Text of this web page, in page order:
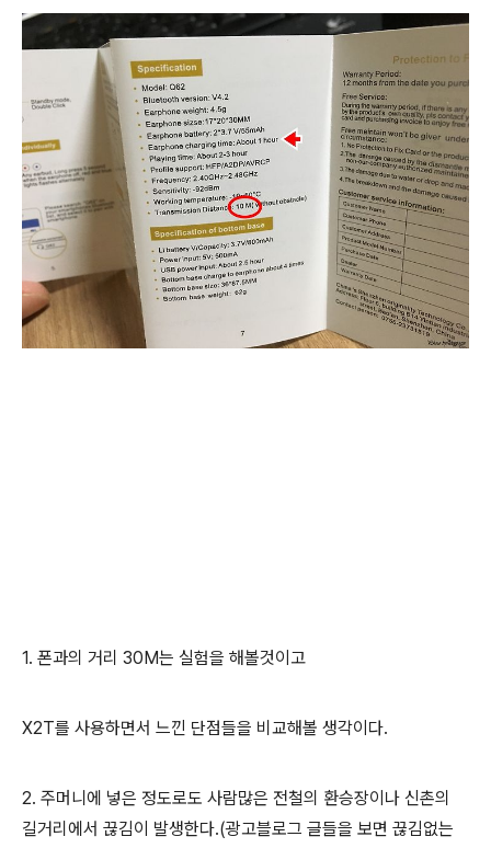
1. 폰과의 거리 30M는 실험을 해볼것이고
X2T를 사용하면서 느낀 단점들을 비교해볼 생각이다.
2. 주머니에 넣은 정도로도 사람많은 전철의 환승장이나 신촌의
길거리에서 끊김이 발생한다.(광고블로그 글들을 보면 끊김없는